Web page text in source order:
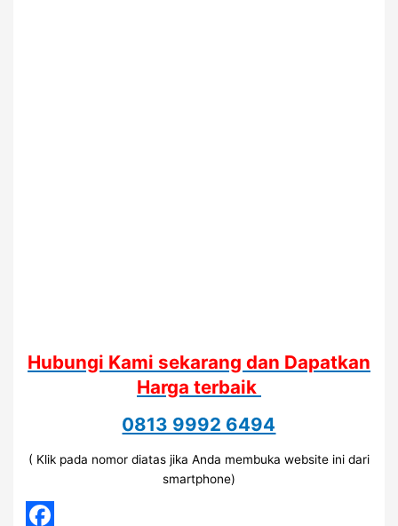
Hubungi Kami sekarang dan Dapatkan
Harga terbaik
0813 9992 6494
( Klik pada nomor diatas jika Anda membuka website ini dari
smartphone)